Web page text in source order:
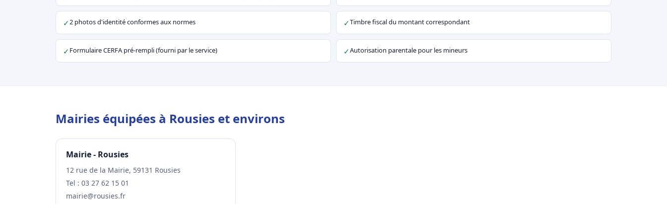
✓2 photos d'identité conformes aux normes ✓Timbre fiscal du montant correspondant
✓ Formulaire CERFA pré-rempli (fourni par le service) ✓Autorisation parentale pour les mineurs
Mairies équipées à Rousies et environs
Mairie - Rousies
12 rue de la Mairie, 59131 Rousies
Tel : 03 27 62 15 01
mairie@rousies.fr